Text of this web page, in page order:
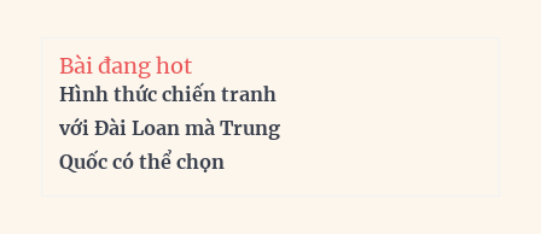
Bài đang hot
Hình thức chiến tranh
với Đài Loan mà Trung
Quốc có thể chọn